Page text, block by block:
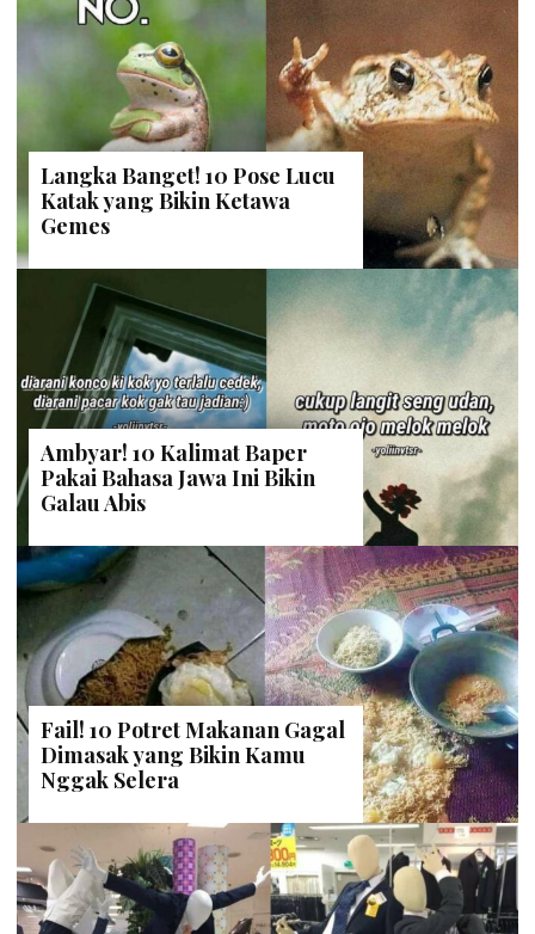
Langka Banget! 10 Pose Lucu
Katak yang Bikin Ketawa
Gemes
Ambyar! 10 Kalimat Baper
Pakai Bahasa Jawa Ini Bikin
Galau Abis
Fail! 10 Potret Makanan Gagal
Dimasak yang Bikin Kamu
Nggak Selera